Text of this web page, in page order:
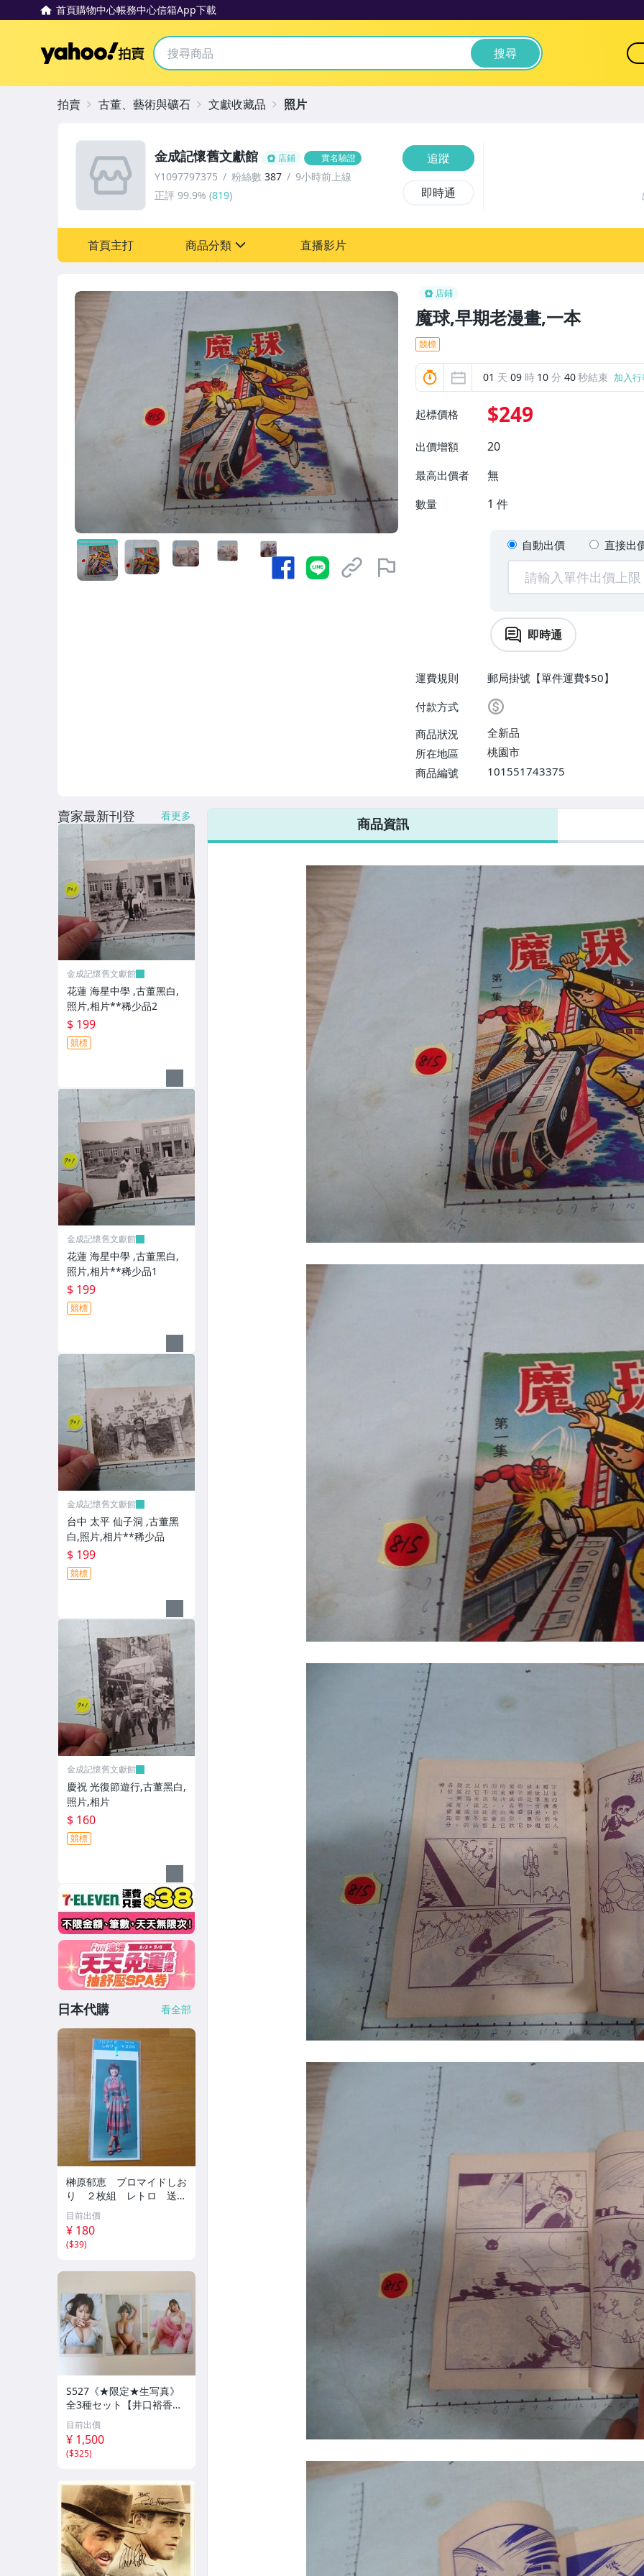
首頁購物中心帳務中心信箱App下載
Yahoo拍賣 搜尋
店鋪
魔球,早期老漫畫,一本
競標
01 天 09 時 10 分 38秒結束 加入
起標價格 $249
出價增額 20
最高出價者 無
數量 1 件
自動出價 直接出
即時通
運費規則
郵局掛號【單件運費$50】
付款方式
商品狀況
全新品
所在地區
桃園市
商品編號
101551743375
金成記懷舊文獻館 店鋪 實名驗證
Y1097797375 粉絲數 387
9小時前上線
正評 99.9% (819)
追蹤
即時通
首頁主打 商品分類 直播影片
拍賣 古董、藝術與礦石 文獻收藏品 照片
商品資訊
賣家最新刊登 看更多
金成記懷舊文獻館
花蓮 海星中學 ,古董黑白,
照片,相片**稀少品2
$ 199
競標
金成記懷舊文獻館
花蓮 海星中學 ,古董黑白,
照片,相片**稀少品1
$ 199
競標
金成記懷舊文獻館
台中 太平 仙子洞 ,古董黑
白,照片,相片**稀少品
$ 199
競標
金成記懷舊文獻館
慶祝 光復節遊行,古董黑白,
照片,相片
$ 160
競標
日本代購 看全部
榊原郁恵 ブロマイドしお
り ２枚組 レトロ 送料
１１０円 未開封
目前出價
¥ 180
($39)
S527《★限定★生写真》
全3種セット【井口裕香】
FLASH（フラッシュ）202
6年8月18日・25日合併号
★セブンネット限定特典★
☆送料一律☆
目前出價
¥ 1,500
($325)